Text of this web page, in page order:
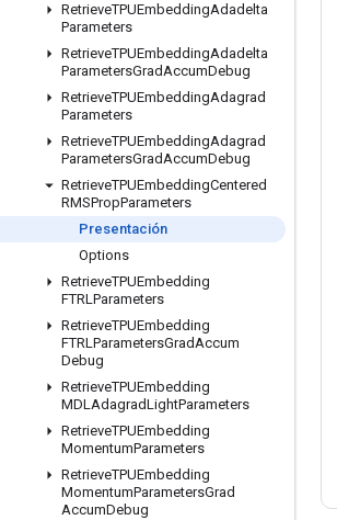
RetrieveTPUEmbeddingAdadelta
Parameters
RetrieveTPUEmbeddingAdadelta
ParametersGradAccumDebug
RetrieveTPUEmbeddingAdagrad
Parameters
RetrieveTPUEmbeddingAdagrad
ParametersGradAccumDebug
RetrieveTPUEmbeddingCentered
RMSPropParameters
Presentación
Options
RetrieveTPUEmbedding
FTRLParameters
RetrieveTPUEmbedding
FTRLParametersGradAccum
Debug
RetrieveTPUEmbedding
MDLAdagradLightParameters
RetrieveTPUEmbedding
MomentumParameters
RetrieveTPUEmbedding
MomentumParametersGrad
AccumDebug